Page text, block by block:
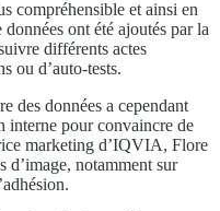
compréhensible et ainsi en
données ont été ajoutés par la
différents actes
ou d’auto-tests.
des données a cependant
interne pour convaincre de
marketing d’IQVIA, Flore
d’image, notamment sur